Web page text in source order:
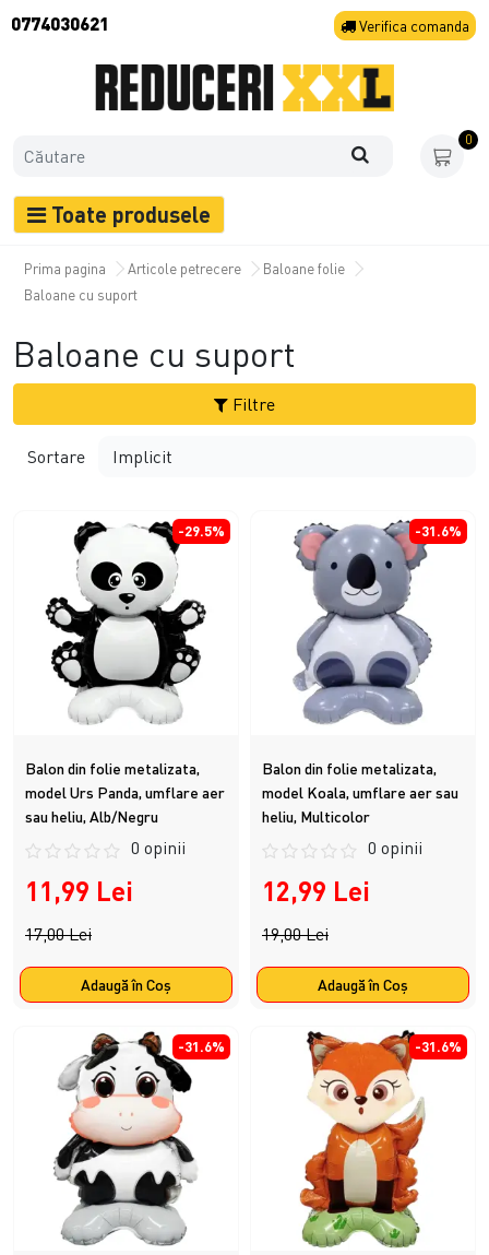
0774030621 Verifica comanda
0
Toate produsele
Prima pagina Articole petrecere
Baloane folie
Baloane cu suport
Baloane cu suport
Filtre
Sortare
-29.5%
Balon din folie metalizata,
model Urs Panda, umflare aer
sau heliu, Alb/Negru
0 opinii
11,99 Lei
17,00 Lei
Adaugă în Coş
-31.6%
Balon din folie metalizata,
model Koala, umflare aer sau
heliu, Multicolor
0 opinii
12,99 Lei
19,00 Lei
Adaugă în Coş
-31.6% -31.6%